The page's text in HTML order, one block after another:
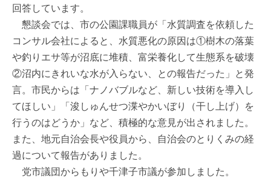
回答しています。
懇談会では、市の公園課職員が「水質調査を依頼した
コンサル会社によると、水質悪化の原因は①樹木の落葉
や釣りエサ等が沼底に堆積、富栄養化して生態系を破壊
②沼内にきれいな水が入らない、との報告だった」と発
言。市民からは「ナノバブルなど、新しい技術を導入し
てほしい」「浚しゅんせつ渫やかいぼり（干し上げ）を
行うのはどうか」など、積極的な意見が出されました。
また、地元自治会長や役員から、自治会のとりくみの経
過について報告がありました。
党市議団からもりや千津子市議が参加しました。